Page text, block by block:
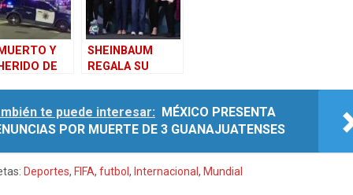
Y
DE
DEL
EN
SHEINBAUM
REGALA SU
DE MUNDIAL,
¿QUIERES
te puede interesar:
MÉXICO PRESENTA
POR MUERTE DE 3 GUANAJUATENSES
Deportes, FIFA, futbol , Internacional, Mundial